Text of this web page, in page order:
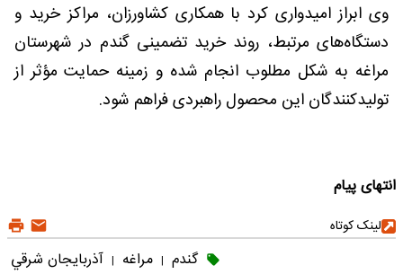
وی ابراز امیدواری کرد با همکاری کشاورزان، مراکز خرید و
دستگاه‌های مرتبط، روند خرید تضمینی گندم در شهرستان
مراغه به شکل مطلوب انجام شده و زمینه حمایت مؤثر از
تولیدکنندگان این محصول راهبردی فراهم شود.
انتهای پیام
لینک کوتاه
گندم | مراغه | آذربايجان شرقي